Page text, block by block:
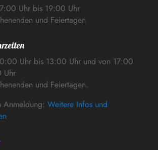
Uhr bis 19:00 Uhr
und Feiertagen
Uhr bis 13:00 Uhr und von 17:00
Uhr
und Feiertagen.
Weitere Infos und